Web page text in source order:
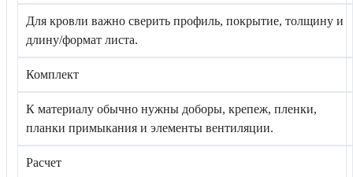
Для кровли важно сверить профиль, покрытие, толщину и
длину/формат листа.
Комплект
К материалу обычно нужны доборы, крепеж, пленки,
планки примыкания и элементы вентиляции.
Расчет